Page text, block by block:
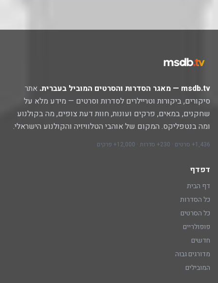
msdb.tv — מאגר הסדרות והסרטים המוביל בעברית.
אתר
סיקורים, ביקורות וטריילרים לסדרות וסרטים — מידע מלא על
שחקנים, במאים, פרקים ועונות, חוות דעת צופים, מה בקולנוע
ומה בנטפליקס. המקום של אוהבי הטלוויזיה והקולנוע הישראלי.
1,436+ סרטים · 230+ סדרות · 12,000+ פרקים
דפדף
דף הבית
כל הסדרות
כל הסרטים
פופולריים
חדשים
מדורגים גבוה
המובילים